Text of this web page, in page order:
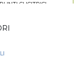
PUNTI CUCITRICI